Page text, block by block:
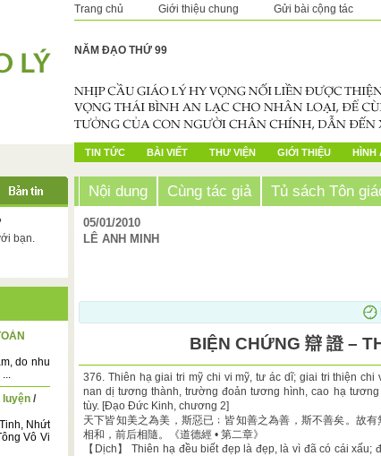
Trang chủ Giới thiệu chung Gửi bài cộng tác
NĂM ĐẠO THỨ 99
TIN TỨC BÀI VIẾT THƯ VIỆN GIỚI THIỆU HÌNH
bạn.
do nhu
luyện /
Nhứt
Vô Vi
Nội dung Cùng tác giả Tủ sách Tôn
05/01/2010
LÊ ANH MINH
BIỆN CHỨNG 辯 證 –
376. Thiên hạ giai tri mỹ chi vi mỹ, tư ác dĩ; giai tri thiện
nan dị tương thành, trường đoản tương hình, cao hạ
tùy. [Đạo Đức Kinh, chương 2]
天下皆知美之為美，斯惡已﹔皆知善之為善，斯不善矣。故
相和，前后相隨。《道德經 • 第二章》
【Dịch】 Thiên hạ đều biết đẹp là đẹp, là vì đã có cái